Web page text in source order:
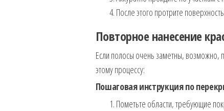
После этого протрите
Повторное нанесение
Если полосы очень заметны, возможно,
этому процессу:
Пошаговая инструкция по
Пометьте области, требующие